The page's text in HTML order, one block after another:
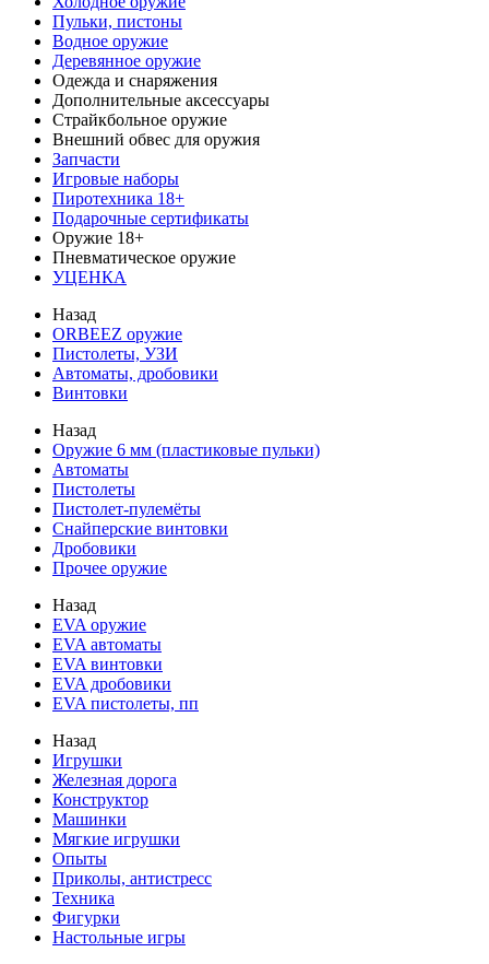
Пульки, пистоны
Водное оружие
Деревянное оружие
Одежда и снаряжения
Дополнительные аксессуары
Страйкбольное оружие
Внешний обвес для оружия
Запчасти
Игровые наборы
Пиротехника 18+
Подарочные сертификаты
Оружие 18+
Пневматическое оружие
УЦЕНКА
Назад
ORBEEZ оружие
Пистолеты, УЗИ
Автоматы, дробовики
Винтовки
Назад
Оружие 6 мм (пластиковые пульки)
Автоматы
Пистолеты
Пистолет-пулемёты
Снайперские винтовки
Дробовики
Прочее оружие
Назад
EVA оружие
EVA автоматы
EVA винтовки
EVA дробовики
EVA пистолеты, пп
Назад
Игрушки
Железная дорога
Конструктор
Машинки
Мягкие игрушки
Опыты
Приколы, антистресс
Техника
Фигурки
Настольные игры